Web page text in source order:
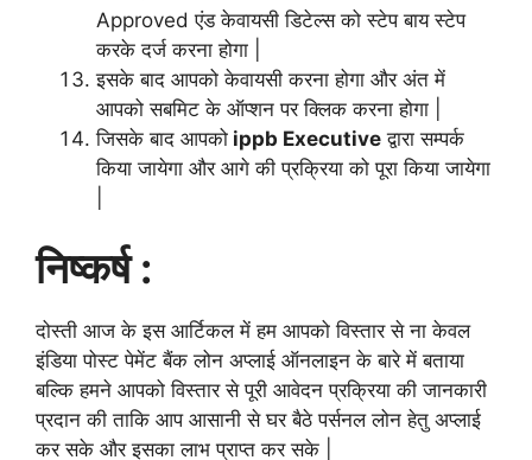
Approved एंड केवायसी डिटेल्स को स्टेप बाय स्टेप
करके दर्ज करना होगा |
इसके बाद आपको केवायसी करना होगा और अंत में
आपको सबमिट के ऑप्शन पर क्लिक करना होगा |
जिसके बाद आपको ippb Executive द्वारा सम्पर्क
किया जायेगा और आगे की प्रक्रिया को पूरा किया जायेगा
निष्कर्ष :
दोस्ती आज के इस आर्टिकल में हम आपको विस्तार से ना केवल
इंडिया पोस्ट पेमेंट बैंक लोन अप्लाई ऑनलाइन के बारे में बताया
बल्कि हमने आपको विस्तार से पूरी आवेदन प्रक्रिया की जानकारी
प्रदान की ताकि आप आसानी से घर बैठे पर्सनल लोन हेतु अप्लाई
कर सके और इसका लाभ प्राप्त कर सके |